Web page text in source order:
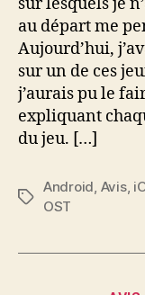
au départ me
Aujourd’hui,
sur un de ces
j’aurais pu le
expliquant
du jeu. […]
Étiquettes
Android Avis,
OST